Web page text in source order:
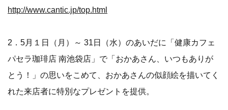
http://www.cantic.jp/top.html
2．5月１日（月）～ 31日（水）のあいだに「健康カフェ
パセラ珈琲店 南池袋店」で「おかあさん、いつもありが
とう！」の思いをこめて、おかあさんの似顔絵を描いてく
れた来店者に特別なプレゼントを提供。